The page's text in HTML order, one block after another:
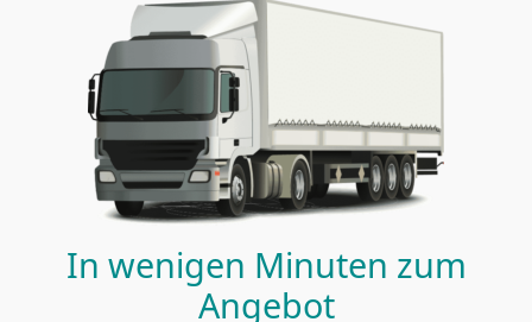
In wenigen Minuten zum
Angebot